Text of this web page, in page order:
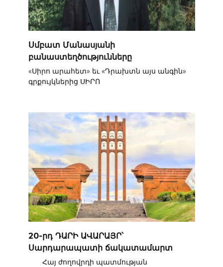
Սմբատ Մանասյանի
բանաստեղծությունները
«Սիրո արահետ» եւ «Դրախտն այս անգին»
գրքույկներից ՍԻՐՈ
20-րդ ԴԱՐԻ ԱՎԱՐԱՅՐ՝
Սարդարապատի ճակատամարտ
Հայ ժողովրդի պատմության